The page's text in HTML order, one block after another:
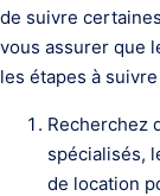
de suivre
vous assurer que
les étapes à suivre
Recherchez
spécialisés,
de location